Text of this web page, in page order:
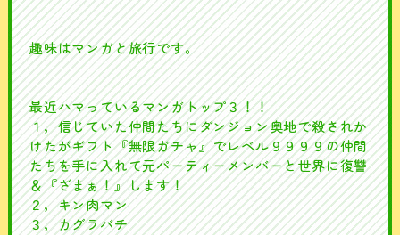
趣味はマンガと旅行です。
最近ハマっているマンガトップ３！！
１，信じていた仲間たちにダンジョン奥地で殺されか
けたがギフト『無限ガチャ』でレベル９９９９の仲間
たちを手に入れて元パーティーメンバーと世界に復讐
＆『ざまぁ！』します！
２，キン肉マン
３，カグラバチ